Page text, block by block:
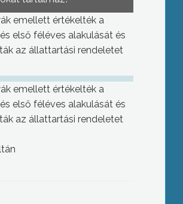
emellett értékelték a
első féléves alakulását és
az állattartási rendeletet
emellett értékelték a
első féléves alakulását és
az állattartási rendeletet